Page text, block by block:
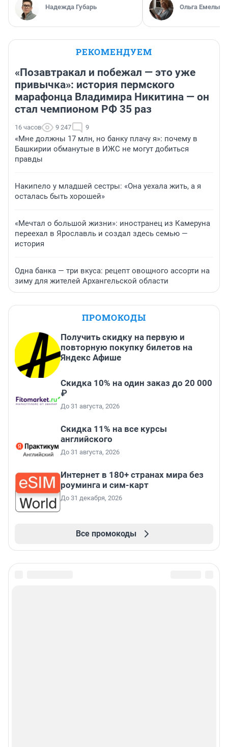
Надежда Губарь Ольга
РЕКОМЕНДУЕМ
«Позавтракал и побежал — это уже
привычка»: история пермского
марафонца Владимира Никитина — он
стал чемпионом РФ 35 раз
16 часов 9 247 9
«Мне должны 17 млн, но банку плачу я»: почему в
Башкирии обманутые в ИЖС не могут добиться
правды
Накипело у младшей сестры: «Она уехала жить, а я
осталась быть хорошей»
«Мечтал о большой жизни»: иностранец из Камеруна
переехал в Ярославль и создал здесь семью —
история
Одна банка — три вкуса: рецепт овощного ассорти на
зиму для жителей Архангельской области
ПРОМОКОДЫ
Получить скидку на первую и
повторную покупку билетов на
Яндекс Афише
Скидка 10% на один заказ до 20 000
₽
До 31 августа, 2026
Скидка 11% на все курсы
английского
До 31 августа, 2026
Интернет в 180+ странах мира без
роуминга и сим-карт
До 31 декабря, 2026
Все промокоды